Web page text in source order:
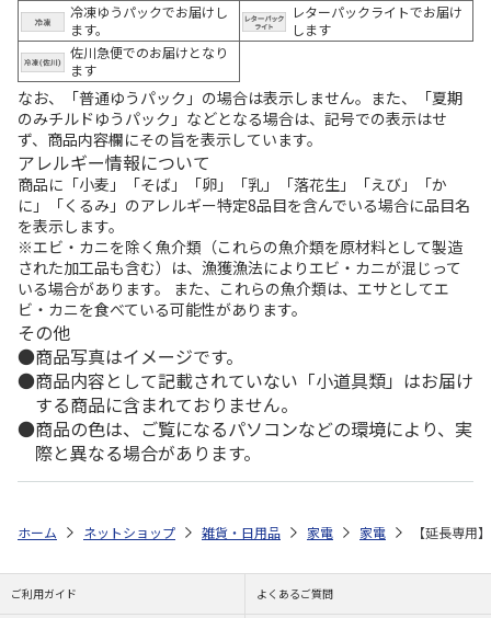
冷凍ゆうパックでお届けし
ます。
レターパックライトでお届け
します
佐川急便でのお届けとなり
ます
なお、「普通ゆうパック」の場合は表示しません。また、「夏期
のみチルドゆうパック」などとなる場合は、記号での表示はせ
ず、商品内容欄にその旨を表示しています。
アレルギー情報について
商品に「小麦」「そば」「卵」「乳」「落花生」「えび」「か
に」「くるみ」のアレルギー特定8品目を含んでいる場合に品目名
を表示します。
※エビ・カニを除く魚介類（これらの魚介類を原材料として製造
された加工品も含む）は、漁獲漁法によりエビ・カニが混じって
いる場合があります。 また、これらの魚介類は、エサとしてエ
ビ・カニを食べている可能性があります。
その他
商品写真はイメージです。
商品内容として記載されていない「小道具類」はお届け
する商品に含まれておりません。
商品の色は、ご覧になるパソコンなどの環境により、実
際と異なる場合があります。
ホーム ネットショップ 雑貨・日用品 家電 家電 【延長専
ご利用ガイド よくあるご質問